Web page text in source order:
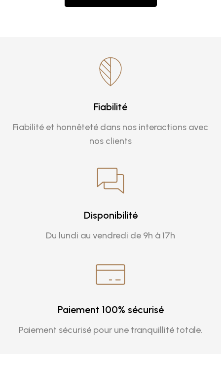
Fiabilité
Fiabilité et honnêteté dans nos interactions avec
nos clients
Disponibilité
Du lundi au vendredi de 9h à 17h
Paiement 100% sécurisé
Paiement sécurisé pour une tranquillité totale.